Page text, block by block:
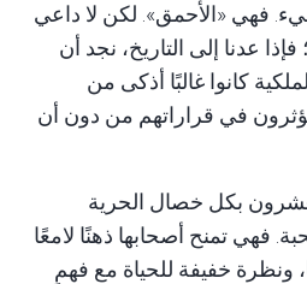
فهي «الأحمق». لكن لا داعي
عدنا إلى التاريخ، نجد أن
كانوا غالبًا أذكى من
يؤثرون في قراراتهم من دون أن
بكل خصال الحرية
فهي تمنح أصحابها ذهنًا لامعًا
ونظرة خفيفة للحياة مع فهمٍ